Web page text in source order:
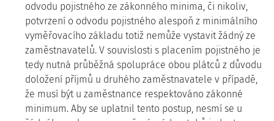
odvodu pojistného ze zákonného minima, či nikoliv,
potvrzení o odvodu pojistného alespoň z minimálního
vyměřovacího základu totiž nemůže vystavit žádný ze
zaměstnavatelů. V souvislosti s placením pojistného je
tedy nutná průběžná spolupráce obou plátců z důvodu
doložení příjmů u druhého zaměstnavatele v případě,
že musí být u zaměstnance respektováno zákonné
minimum. Aby se uplatnil tento postup, nesmí se u